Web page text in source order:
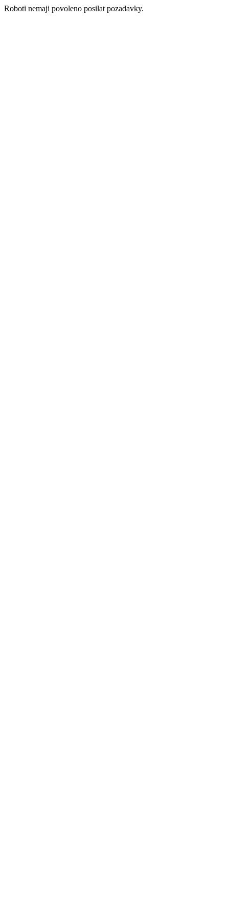
Roboti nemaji povoleno posilat pozadavky.